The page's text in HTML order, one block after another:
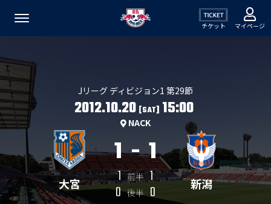
チケット マイページ
Jリーグ ディビジョン1 第29節
2012.10.20 [SAT] 15:00
NACK
大宮
1 - 1
1 前半 1
0 後半 0 新潟